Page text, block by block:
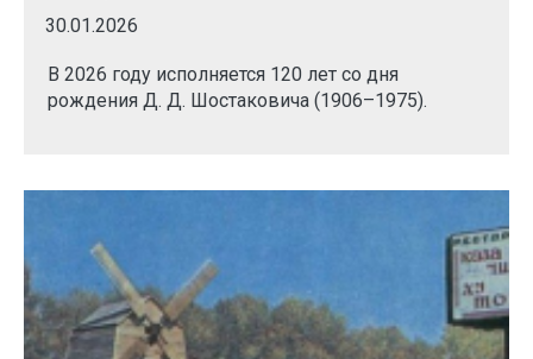
30.01.2026
В 2026 году исполняется 120 лет со дня
рождения Д. Д. Шостаковича (1906–1975).